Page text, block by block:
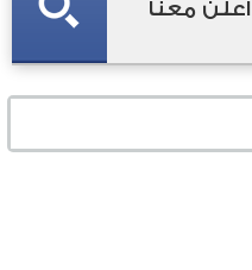
اعلن معنا